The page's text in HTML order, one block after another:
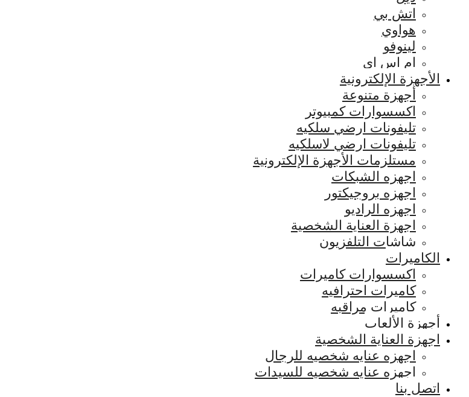
اتش بي
هواوي
لينوفو
ام اس اي
الأجهزة الإلكترونية
أجهزة متنوعة
اكسسوارات كمبيوتر
تليفونات ارضي سلكيه
تليفونات ارضي لاسلكيه
مستلزمات الأجهزة الإلكترونية
اجهزه الشبكات
اجهزه بروجيكتور
اجهزه الراديو
اجهزة العناية الشخصية
شاشات التلفزيون
الكاميرات
اكسسوارات كاميرات
كاميرات احترافيه
كاميرات مراقبه
أجهزة الألعاب
اجهزة العناية الشخصية
اجهزه عنايه شخصيه للرجال
اجهزه عنايه شخصيه للسيدات
اتصل بنا